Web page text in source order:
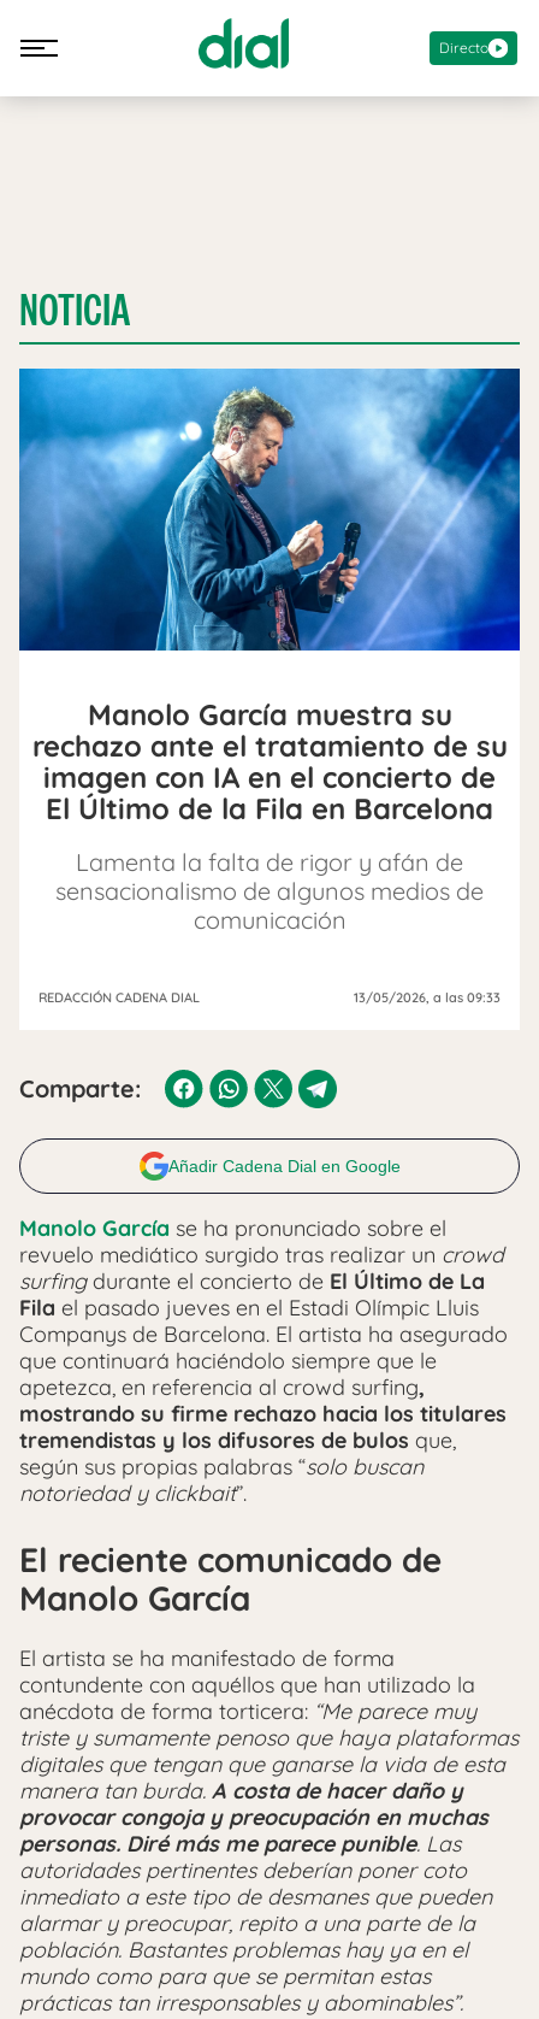
Directo
NOTICIA
Manolo García muestra su
rechazo ante el tratamiento de su
imagen con IA en el concierto de
El Último de la Fila en Barcelona
Lamenta la falta de rigor y afán de
sensacionalismo de algunos medios de
comunicación
REDACCIÓN CADENA DIAL 13/05/2026, a las 09:33
Comparte:
Añadir Cadena Dial en Google
Manolo García se ha pronunciado sobre el
revuelo mediático surgido tras realizar un crowd
surfingdurante el concierto de El Último de La
Fila el pasado jueves en el Estadi Olímpic Lluis
Companys de Barcelona. El artista ha asegurado
que continuará haciéndolo siempre que le
apetezca, en referencia al crowd surfing,
mostrando su firme rechazo hacia los titulares
tremendistas y los difusores de bulos que,
según sus propias palabras “solo buscan
notoriedad y clickbait”.
El reciente comunicado de
Manolo García
El artista se ha manifestado de forma
contundente con aquéllos que han utilizado la
anécdota de forma torticera: “Me parece muy
triste y sumamente penoso que haya plataformas
digitales que tengan que ganarse la vida de esta
manera tan burda. A costa de hacer daño y
provocar congoja y preocupación en muchas
personas. Diré más me parece punible. Las
autoridades pertinentes deberían poner coto
inmediato a este tipo de desmanes que pueden
alarmar y preocupar, repito a una parte de la
población. Bastantes problemas hay ya en el
mundo como para que se permitan estas
prácticas tan irresponsables y abominables”.